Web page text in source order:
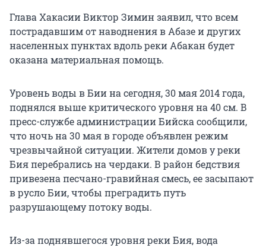
Глава Хакасии Виктор Зимин заявил, что всем
пострадавшим от наводнения в Абазе и других
населенных пунктах вдоль реки Абакан будет
оказана материальная помощь.
Уровень воды в Бии на сегодня, 30 мая 2014 года,
поднялся выше критического уровня на 40 см. В
пресс-службе администрации Бийска сообщили,
что ночь на 30 мая в городе объявлен режим
чрезвычайной ситуации. Жители домов у реки
Бия перебрались на чердаки. В район бедствия
привезена песчано-гравийная смесь, ее засыпают
в русло Бии, чтобы преградить путь
разрушающему потоку воды.
Из-за поднявшегося уровня реки Бия, вода